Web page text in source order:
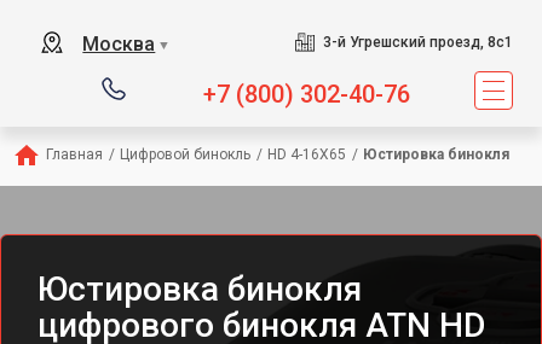
Москва ▼ 3-й Угрешский проезд, 8с1
+7 (800) 302-40-76
Главная / Цифровой бинокль / HD 4-16X65 / Юстировка бинокля
Юстировка бинокля
цифрового бинокля ATN HD